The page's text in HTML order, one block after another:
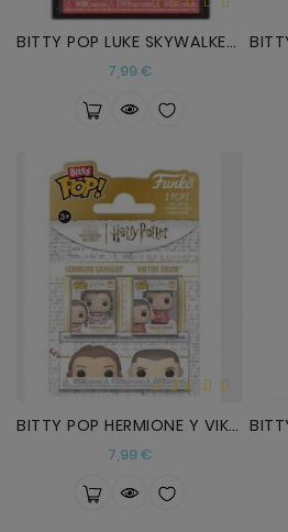
BITTY POP LUKE SKYWALKER Y WAMPA
7,99 €Precio
BITTY POP HERMIONE Y VIKTOR KRUM
7,99 €Precio